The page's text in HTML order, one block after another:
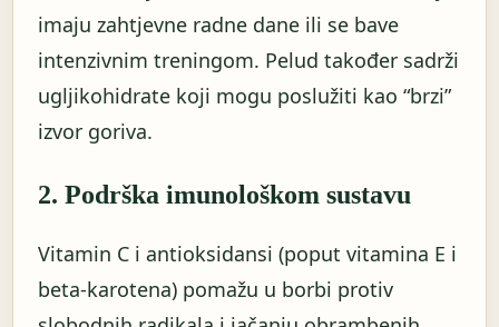
imaju zahtjevne radne dane ili se bave
intenzivnim treningom. Pelud također sadrži
ugljikohidrate koji mogu poslužiti kao “brzi”
izvor goriva.
2. Podrška imunološkom sustavu
Vitamin C i antioksidansi (poput vitamina E i
beta-karotena) pomažu u borbi protiv